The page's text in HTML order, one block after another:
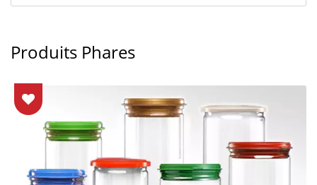
Produits Phares